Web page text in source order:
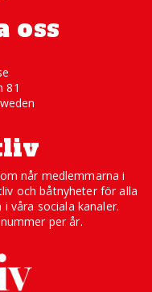
oss
81
når medlemmarna i
och båtnyheter för alla
våra sociala kanaler.
per år.